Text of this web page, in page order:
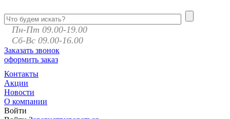
Пн-Пт 09.00-19.00
Сб-Вс 09.00-16.00
Заказать звонок
оформить заказ
Контакты
Акции
Новости
О компании
Войти